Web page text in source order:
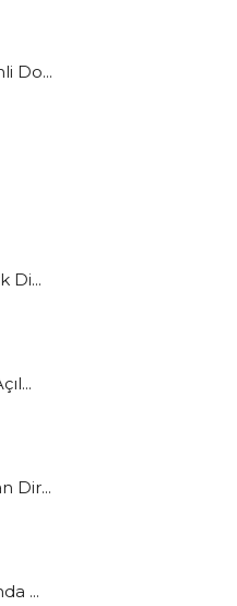
Do...
Di...
Dir...
...